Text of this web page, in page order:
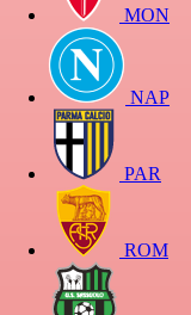
MON
NAP
PAR
ROM